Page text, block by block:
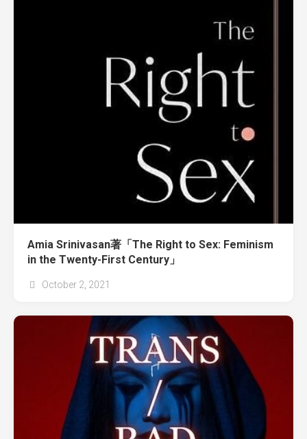
Amia Srinivasan著「The Right to Sex: Feminism
in the Twenty-First Century」
October 2, 2021